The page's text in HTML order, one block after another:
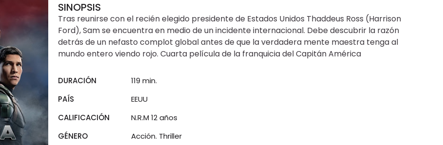
SINOPSIS
Tras reunirse con el recién elegido presidente de Estados Unidos Thaddeus Ross (Harrison
Ford), Sam se encuentra en medio de un incidente internacional. Debe descubrir la razón
detrás de un nefasto complot global antes de que la verdadera mente maestra tenga al
mundo entero viendo rojo. Cuarta película de la franquicia del Capitán América
DURACIÓN
119 min.
PAÍS
EEUU
CALIFICACIÓN
N.R.M 12 años
GÉNERO
Acción. Thriller